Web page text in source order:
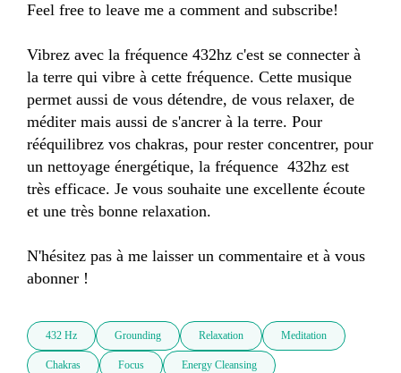
Feel free to leave me a comment and subscribe!
Vibrez avec la fréquence 432hz c'est se connecter à
la terre qui vibre à cette fréquence. Cette musique
permet aussi de vous détendre, de vous relaxer, de
méditer mais aussi de s'ancrer à la terre. Pour
rééquilibrez vos chakras, pour rester concentrer, pour
un nettoyage énergétique, la fréquence  432hz est
très efficace. Je vous souhaite une excellente écoute
et une très bonne relaxation.
N'hésitez pas à me laisser un commentaire et à vous
abonner !
432 Hz Grounding Relaxation Meditation
Chakras Focus Energy Cleansing